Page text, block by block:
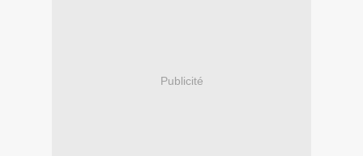
Publicité